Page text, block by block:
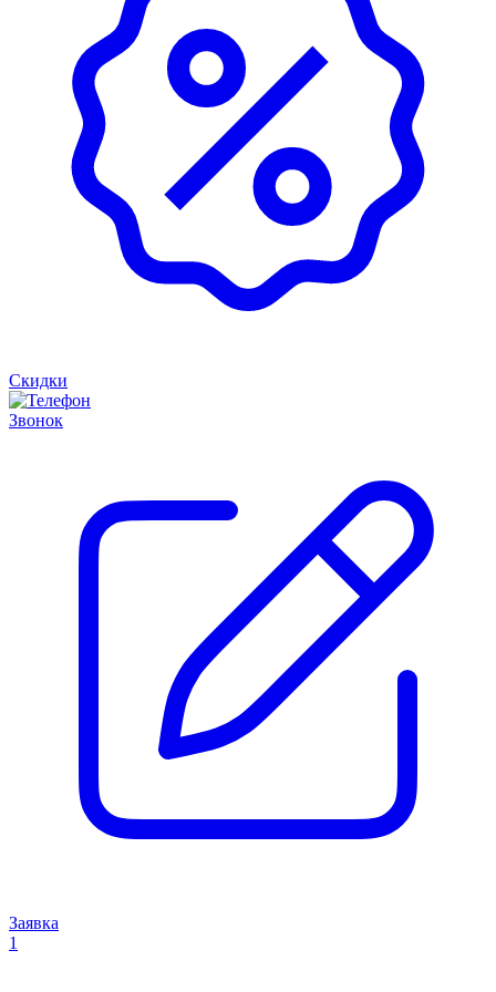
Скидки
Звонок
Заявка
1